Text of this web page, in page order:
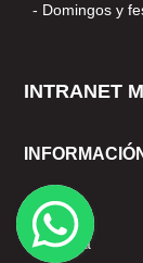
- Domingos y
INTRANET
Nosotros
Mi cuenta